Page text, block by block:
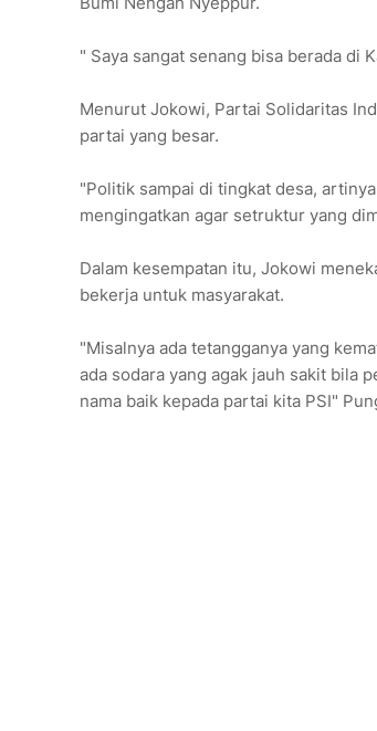
" Saya sangat senang bisa berada di
Menurut Jokowi, Partai Solidaritas
partai yang besar.
"Politik sampai di tingkat desa,
mengingatkan agar setruktur yang
Dalam kesempatan itu, Jokowi
bekerja untuk masyarakat.
"Misalnya ada tetangganya yang
ada sodara yang agak jauh sakit bila
nama baik kepada partai kita PSI"